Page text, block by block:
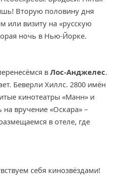
Вторую половину дня
или визиту на «русскую
ночь в Нью-Йорке.
в Лос-Анджелес.
Беверли Хиллс. 2800 имён
кинотеатры «Манн» и
на вручение «Оскара» –
в отеле, где
себя кинозвёздами!